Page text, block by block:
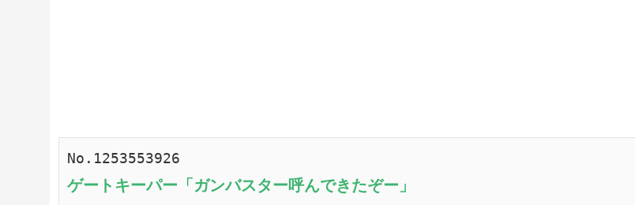
No.1253553926
ゲートキーパー「ガンバスター呼んできたぞー」